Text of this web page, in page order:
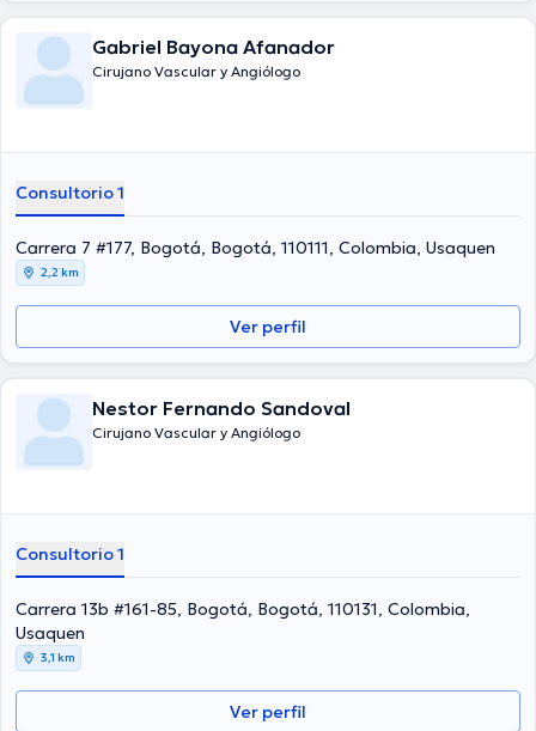
Gabriel Bayona Afanador
Cirujano Vascular y Angiólogo
Consultorio 1
Carrera 7 #177, Bogotá, Bogotá, 110111, Colombia, Usaquen
2,2 km
Ver perfil
Nestor Fernando Sandoval
Cirujano Vascular y Angiólogo
Consultorio 1
Carrera 13b #161-85, Bogotá, Bogotá, 110131, Colombia,
Usaquen
3,1 km
Ver perfil